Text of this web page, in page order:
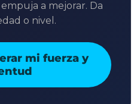
a mejorar. Da
o nivel.
mi fuerza y